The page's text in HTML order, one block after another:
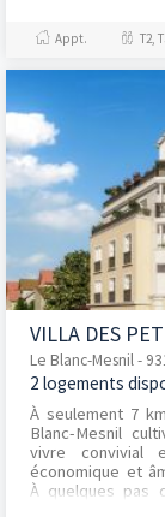
d_inspiration Art
harmon...
Appt. T2,
VILLA DES
Le Blanc-Mesnil -
2 logements
À seulement 7
Blanc-Mesnil
vivre convivial
économique et
À quelques pas